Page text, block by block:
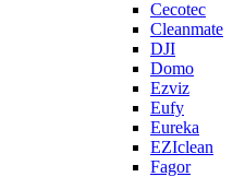
Cecotec
Cleanmate
DJI
Domo
Ezviz
Eufy
Eureka
EZIclean
Fagor